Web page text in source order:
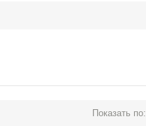
Показать по: